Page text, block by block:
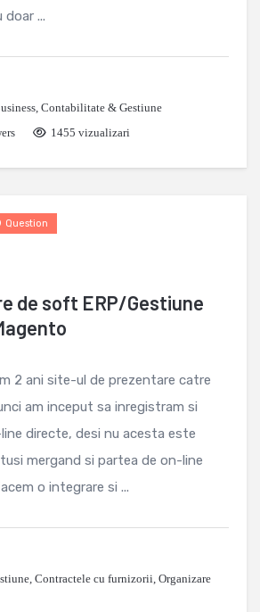
...
, Contabilitate & Gestiune
1455 vizualizari
de soft ERP/Gestiune
Question
2 ani site-ul de prezentare catre
am inceput sa inregistram si
directe, desi nu acesta este
mergand si partea de on-line
o integrare si ...
, Contractele cu furnizorii, Organizare